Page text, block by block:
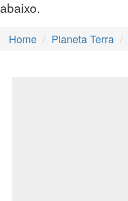
abaixo.
Home Planeta Terra